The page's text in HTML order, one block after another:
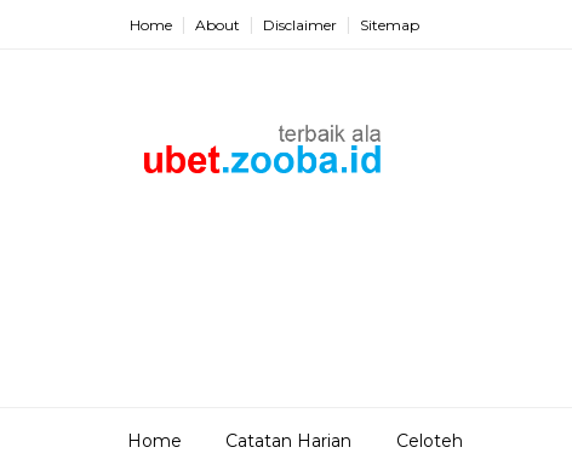
Home About Disclaimer Sitemap
Home Catatan Harian Celoteh